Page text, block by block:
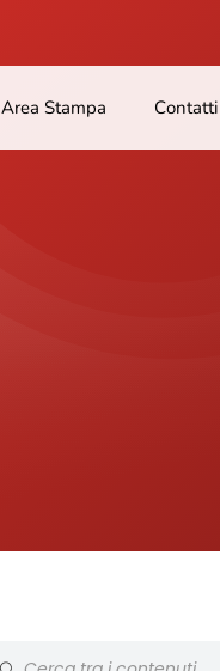
Area Stampa Contatti